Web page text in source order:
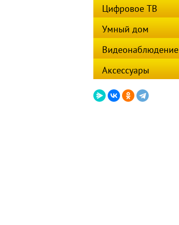
Цифровое ТВ
Умный дом
Видеонаблюдение
Аксессуары